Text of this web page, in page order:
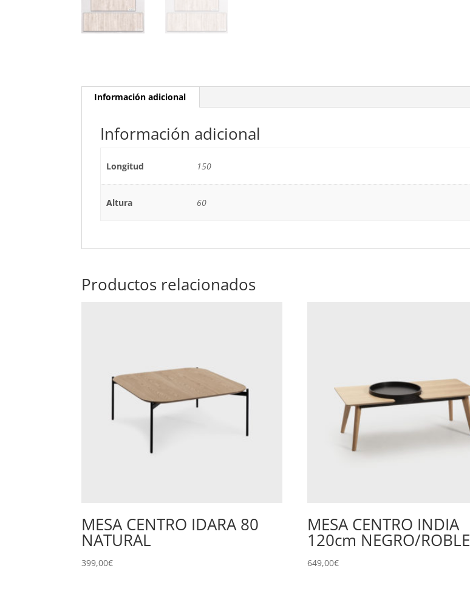
Información adicional
Información adicional
Longitud 150
Altura 60
Productos relacionados
MESA CENTRO IDARA 80
NATURAL
399,00€
MESA CENTRO INDIA
120cm NEGRO/ROBLE
649,00€